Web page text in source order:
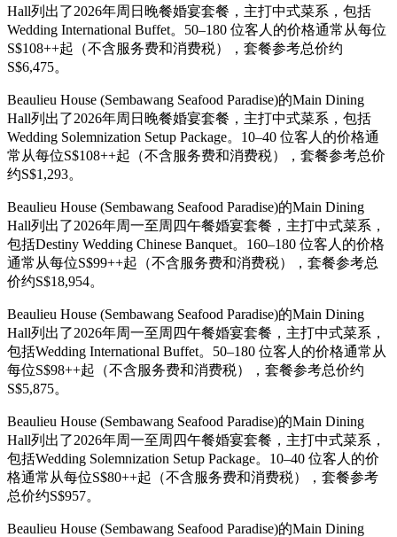
Hall列出了2026年周日晚餐婚宴套餐，主打中式菜系，包括
Wedding International Buffet。50–180 位客人的价格通常从每位
S$108++起（不含服务费和消费税），套餐参考总价约
S$6,475。
Beaulieu House (Sembawang Seafood Paradise)的Main Dining
Hall列出了2026年周日晚餐婚宴套餐，主打中式菜系，包括
Wedding Solemnization Setup Package。10–40 位客人的价格通
常从每位S$108++起（不含服务费和消费税），套餐参考总价
约S$1,293。
Beaulieu House (Sembawang Seafood Paradise)的Main Dining
Hall列出了2026年周一至周四午餐婚宴套餐，主打中式菜系，
包括Destiny Wedding Chinese Banquet。160–180 位客人的价格
通常从每位S$99++起（不含服务费和消费税），套餐参考总
价约S$18,954。
Beaulieu House (Sembawang Seafood Paradise)的Main Dining
Hall列出了2026年周一至周四午餐婚宴套餐，主打中式菜系，
包括Wedding International Buffet。50–180 位客人的价格通常从
每位S$98++起（不含服务费和消费税），套餐参考总价约
S$5,875。
Beaulieu House (Sembawang Seafood Paradise)的Main Dining
Hall列出了2026年周一至周四午餐婚宴套餐，主打中式菜系，
包括Wedding Solemnization Setup Package。10–40 位客人的价
格通常从每位S$80++起（不含服务费和消费税），套餐参考
总价约S$957。
Beaulieu House (Sembawang Seafood Paradise)的Main Dining